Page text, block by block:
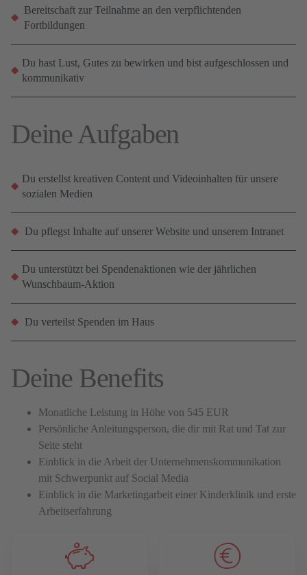
Bereitschaft zur Teilnahme an den verpflichtenden
Fortbildungen
Du hast Lust, Gutes zu bewirken und bist aufgeschlossen und
kommunikativ
Deine Aufgaben
Du erstellst kreativen Content und Videoinhalten für unsere
sozialen Medien
Du pflegst Inhalte auf unserer Website und unserem Intranet
Du unterstützt bei Spendenaktionen wie der jährlichen
Wunschbaum-Aktion
Du verteilst Spenden im Haus
Deine Benefits
Monatliche Leistung in Höhe von 545 EUR
Persönliche Anleitungsperson, die dir mit Rat und Tat zur
Seite steht
Einblick in die Arbeit der Unternehmenskommunikation
mit Schwerpunkt auf Social Media
Einblick in die Marketingarbeit einer Kinderklinik und erste
Arbeitserfahrung